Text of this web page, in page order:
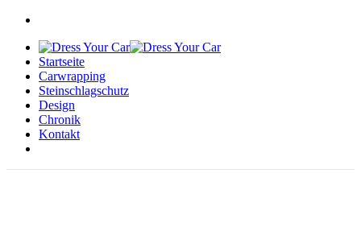
Startseite
Carwrapping
Steinschlagschutz
Design
Chronik
Kontakt